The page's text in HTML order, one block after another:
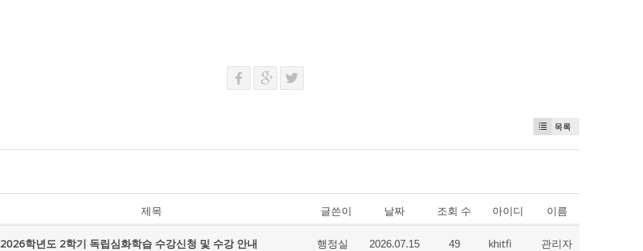
목록
제목 글쓴이 날짜 조회 수 아이디 이름
2026학년도 2학기 독립심화학습 수강신청 및 수강 안내 행정실 2026.07.15 49 khitfi 관리자